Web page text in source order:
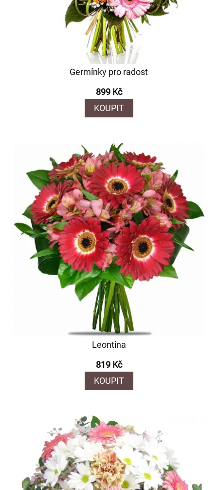
Germínky pro radost
899 Kč
KOUPIT
Leontina
819 Kč
KOUPIT